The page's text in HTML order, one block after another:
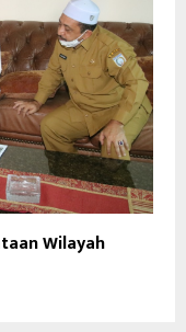
Wilayah